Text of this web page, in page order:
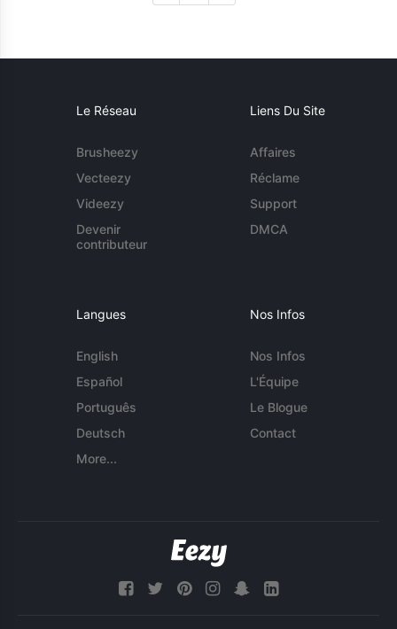
Le Réseau
Brusheezy
Vecteezy
Videezy
Devenir
contributeur
Liens Du Site
Affaires
Réclame
Support
DMCA
Langues
English
Español
Português
Deutsch
More...
Nos Infos
Nos Infos
L'Équipe
Le Blogue
Contact